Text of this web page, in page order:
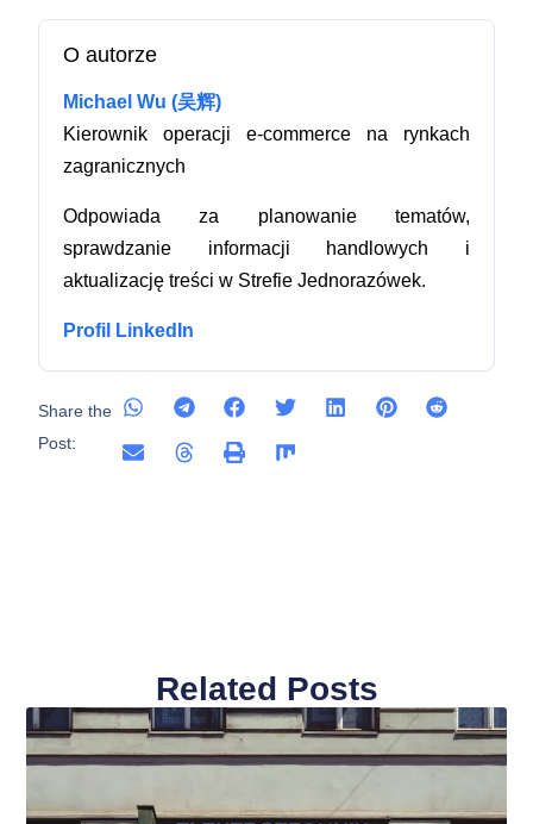
O autorze
Michael Wu (吴辉)
Kierownik operacji e-commerce na rynkach
zagranicznych
Odpowiada za planowanie tematów,
sprawdzanie informacji handlowych i
aktualizację treści w Strefie Jednorazówek.
Profil LinkedIn
Share the
Post:
Related Posts